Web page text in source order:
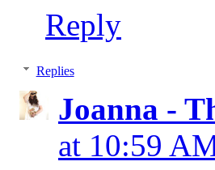
Reply
Replies
Joanna -
at 10:59